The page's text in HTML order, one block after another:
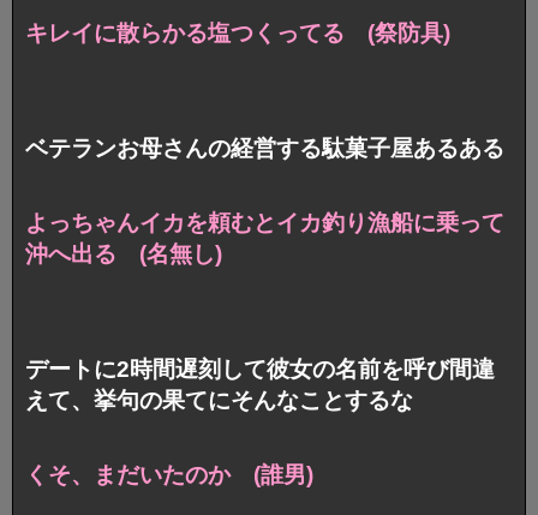
キレイに散らかる塩つくってる (祭防具)
ベテランお母さんの経営する駄菓子屋あるある
よっちゃんイカを頼むとイカ釣り漁船に乗って
沖へ出る (名無し)
デートに2時間遅刻して彼女の名前を呼び間違
えて、挙句の果てにそんなことするな
くそ、まだいたのか (誰男)